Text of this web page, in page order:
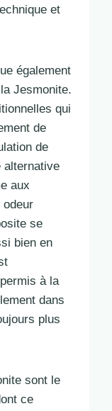
et
également
Jesmonite.
qui
de
de
alternative
aux
odeur
se
bien en
à la
dans
plus
sont le
ce